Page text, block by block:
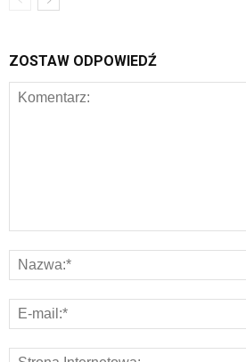
ZOSTAW ODPOWIEDŹ